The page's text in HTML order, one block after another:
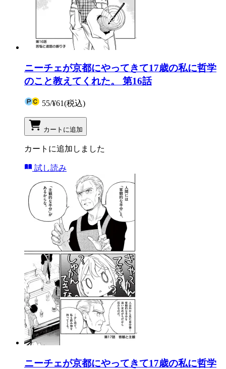
ニーチェが京都にやってきて17歳の私に哲学
のこと教えてくれた。 第16話
55/¥61(税込)
カートに追加
カートに追加しました
試し読み
ニーチェが京都にやってきて17歳の私に哲学